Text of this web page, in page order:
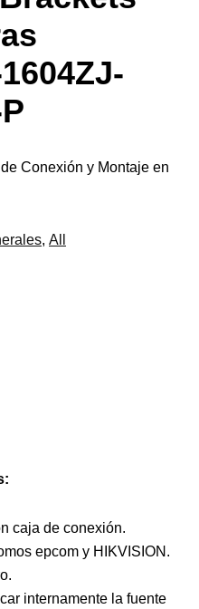
Conexión y Montaje en
, All
caja de conexión.
epcom y HIKVISION.
internamente la fuente